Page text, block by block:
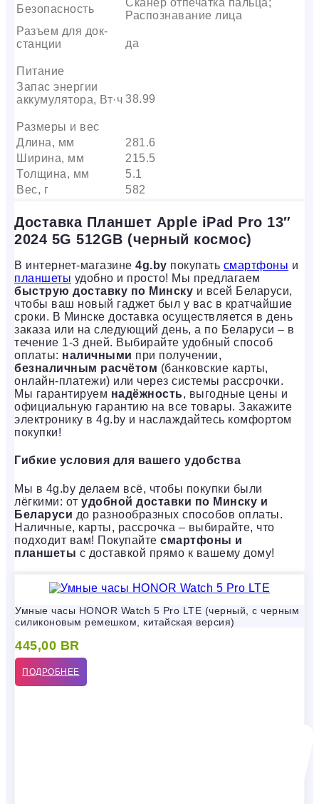
Безопасность
Сканер отпечатка пальца;
Распознавание лица
Разъем для док-
станции
да
Питание
Запас энергии
аккумулятора, Вт·ч 38.99
Размеры и вес
Длина, мм
281.6
Ширина, мм
215.5
Толщина, мм
5.1
Вес, г
582
Доставка Планшет Apple iPad Pro 13″
2024 5G 512GB (черный космос)
В интернет-магазине 4g.by покупать смартфоны и
планшеты удобно и просто! Мы предлагаем
быструю доставку по Минску и всей Беларуси,
чтобы ваш новый гаджет был у вас в кратчайшие
сроки. В Минске доставка осуществляется в день
заказа или на следующий день, а по Беларуси – в
течение 1-3 дней. Выбирайте удобный способ
оплаты: наличными при получении,
безналичным расчётом (банковские карты,
онлайн-платежи) или через системы рассрочки.
Мы гарантируем надёжность, выгодные цены и
официальную гарантию на все товары. Закажите
электронику в 4g.by и наслаждайтесь комфортом
покупки!
Гибкие условия для вашего удобства
Мы в 4g.by делаем всё, чтобы покупки были
лёгкими: от удобной доставки по Минску и
Беларуси до разнообразных способов оплаты.
Наличные, карты, рассрочка – выбирайте, что
подходит вам! Покупайте смартфоны и
планшеты с доставкой прямо к вашему дому!
Умные часы HONOR Watch 5 Pro LTE (черный, с черным
силиконовым ремешком, китайская версия)
445,00 BR
ПОДРОБНЕЕ